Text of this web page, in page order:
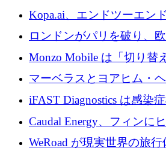
トラクチャ システムの拡
確保
Kopa.ai、エンドツーエン
用の AI エージェントを構
万ユーロを調達
ロンドンがパリを破り、
の座を奪還
Monzo Mobile は「切り替
を与える
マーベラスとヨアヒム・
の商業化ギャップを埋める
ロのディープテック基金
iFAST Diagnostics は感染
菌薬耐性への取り組みに
Caudal Energy、フィンに
電技術の規模拡大に向けて
WeRoad が現実世界の旅